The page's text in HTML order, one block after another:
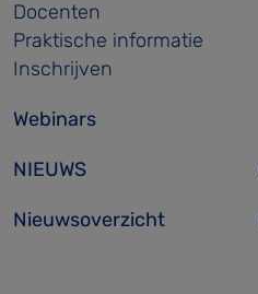
Docenten
Praktische informatie
Inschrijven
Webinars
NIEUWS
Nieuwsoverzicht